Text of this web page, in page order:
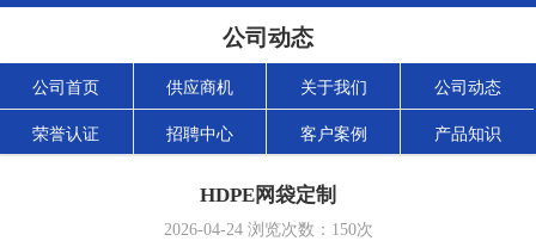
公司动态
公司首页 供应商机 关于我们 公司动态
荣誉认证 招聘中心 客户案例 产品知识
HDPE网袋定制
2026-04-24浏览次数： 150次